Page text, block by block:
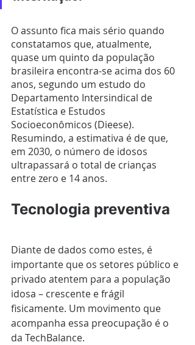
O assunto fica mais sério quando
constatamos que, atualmente,
quase um quinto da população
brasileira encontra-se acima dos 60
anos, segundo um estudo do
Departamento Intersindical de
Estatística e Estudos
Socioeconômicos (Dieese).
Resumindo, a estimativa é de que,
em 2030, o número de idosos
ultrapassará o total de crianças
entre zero e 14 anos.
Tecnologia preventiva
Diante de dados como estes, é
importante que os setores público e
privado atentem para a população
idosa – crescente e frágil
fisicamente. Um movimento que
acompanha essa preocupação é o
da TechBalance.